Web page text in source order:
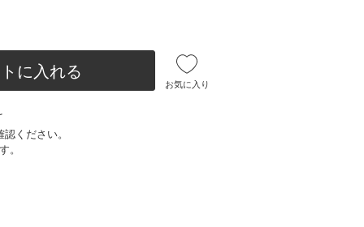
に入れる
お気に入り
ください。
。